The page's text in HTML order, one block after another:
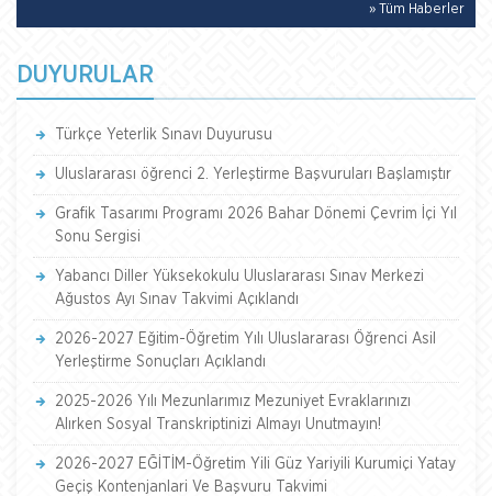
» Tüm Haberler
DUYURULAR
Türkçe Yeterlik Sınavı Duyurusu
Uluslararası öğrenci 2. Yerleştirme Başvuruları Başlamıştır
Grafik Tasarımı Programı 2026 Bahar Dönemi Çevrim İçi Yıl
Sonu Sergisi
Yabancı Diller Yüksekokulu Uluslararası Sınav Merkezi
Ağustos Ayı Sınav Takvimi Açıklandı
2026-2027 Eğitim-Öğretim Yılı Uluslararası Öğrenci Asil
Yerleştirme Sonuçları Açıklandı
2025-2026 Yılı Mezunlarımız Mezuniyet Evraklarınızı
Alırken Sosyal Transkriptinizi Almayı Unutmayın!
2026-2027 EĞİTİM-Öğretim Yili Güz Yariyili Kurumiçi Yatay
Geçiş Kontenjanlari Ve Başvuru Takvimi